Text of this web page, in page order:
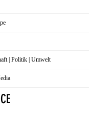
| Politik | Umwelt